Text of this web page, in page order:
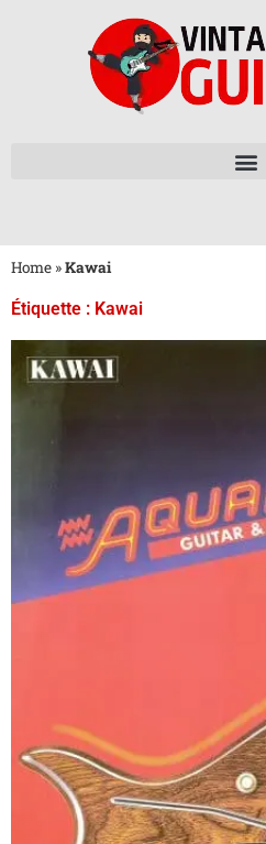
Home »Kawai
Étiquette : Kawai